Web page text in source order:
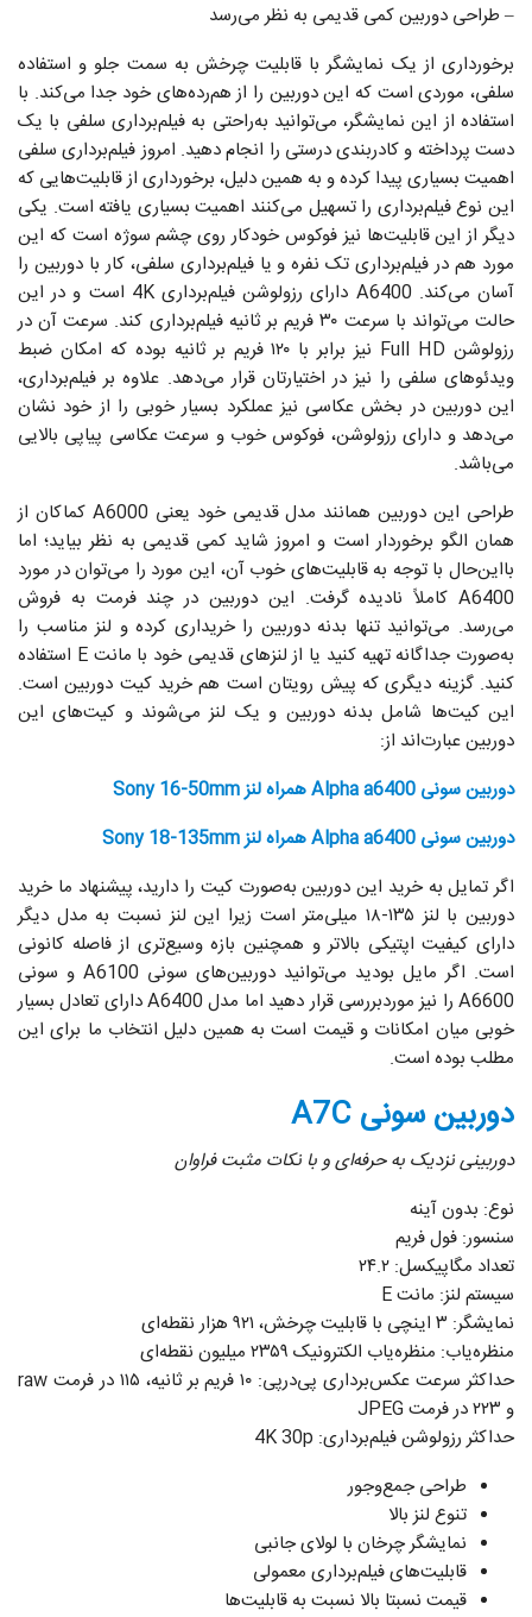
– طراحی دوربین کمی قدیمی به نظر می‌رسد
برخورداری از یک نمایشگر با قابلیت چرخش به سمت جلو و استفاده
سلفی، موردی است که این دوربین را از هم‌رده‌های خود جدا می‌کند. با
استفاده از این نمایشگر، می‌توانید به‌راحتی به فیلم‌برداری سلفی با یک
دست پرداخته و کادربندی درستی را انجام دهید. امروز فیلم‌برداری سلفی
اهمیت بسیاری پیدا کرده و به همین دلیل، برخورداری از قابلیت‌هایی که
این نوع فیلم‌برداری را تسهیل می‌کنند اهمیت بسیاری یافته است. یکی
دیگر از این قابلیت‌ها نیز فوکوس خودکار روی چشم سوژه است که این
مورد هم در فیلم‌برداری تک نفره و یا فیلم‌برداری سلفی، کار با دوربین را
آسان می‌کند. A6400 دارای رزولوشن فیلم‌برداری 4K است و در این
حالت می‌تواند با سرعت ۳۰ فریم بر ثانیه فیلم‌برداری کند. سرعت آن در
رزولوشن Full HD نیز برابر با ۱۲۰ فریم بر ثانیه بوده که امکان ضبط
ویدئوهای سلفی را نیز در اختیارتان قرار می‌دهد. علاوه بر فیلم‌برداری،
این دوربین در بخش عکاسی نیز عملکرد بسیار خوبی را از خود نشان
می‌دهد و دارای رزولوشن، فوکوس خوب و سرعت عکاسی پیاپی بالایی
می‌باشد.
طراحی این دوربین همانند مدل قدیمی خود یعنی A6000 کماکان از
همان الگو برخوردار است و امروز شاید کمی قدیمی به نظر بیاید؛ اما
بااین‌حال با توجه به قابلیت‌های خوب آن، این مورد را می‌توان در مورد
A6400 کاملاً نادیده گرفت. این دوربین در چند فرمت به فروش
می‌رسد. می‌توانید تنها بدنه دوربین را خریداری کرده و لنز مناسب را
به‌صورت جداگانه تهیه کنید یا از لنزهای قدیمی خود با مانت E استفاده
کنید. گزینه دیگری که پیش رویتان است هم خرید کیت دوربین است.
این کیت‌ها شامل بدنه دوربین و یک لنز می‌شوند و کیت‌های این
دوربین عبارت‌اند از:
دوربین سونی Alpha a6400 همراه لنز Sony 16-50mm
دوربین سونی Alpha a6400 همراه لنز Sony 18-135mm
اگر تمایل به خرید این دوربین به‌صورت کیت را دارید، پیشنهاد ما خرید
دوربین با لنز ۱۳۵-۱۸ میلی‌متر است زیرا این لنز نسبت به مدل دیگر
دارای کیفیت اپتیکی بالاتر و همچنین بازه وسیع‌تری از فاصله کانونی
است. اگر مایل بودید می‌توانید دوربین‌های سونی A6100 و سونی
A6600 را نیز موردبررسی قرار دهید اما مدل A6400 دارای تعادل بسیار
خوبی میان امکانات و قیمت است به همین دلیل انتخاب ما برای این
مطلب بوده است.
دوربین سونی A7C
دوربینی نزدیک به حرفه‌ای و با نکات مثبت فراوان
نوع: بدون آینه
سنسور: فول فریم
تعداد مگاپیکسل: ۲۴.۲
سیستم لنز: مانت E
نمایشگر: ۳ اینچی با قابلیت چرخش، ۹۲۱ هزار نقطه‌ای
منظره‌یاب: منظره‌یاب الکترونیک ۲۳۵۹ میلیون نقطه‌ای
حداکثر سرعت عکس‌برداری پی‌درپی: ۱۰ فریم بر ثانیه، ۱۱۵ در فرمت raw
و ۲۲۳ در فرمت JPEG
حداکثر رزولوشن فیلم‌برداری: 4K 30p
طراحی جمع‌وجور
تنوع لنز بالا
نمایشگر چرخان با لولای جانبی
قابلیت‌های فیلم‌برداری معمولی
قیمت نسبتا بالا نسبت به قابلیت‌ها